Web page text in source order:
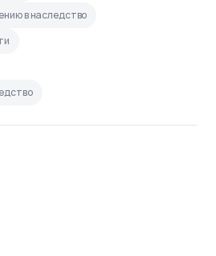
в наследство